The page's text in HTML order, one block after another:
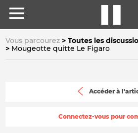
Vous parcourez
Toutes les
Mougeotte quitte Le Figaro
Accéder à
Connectez-vous pour